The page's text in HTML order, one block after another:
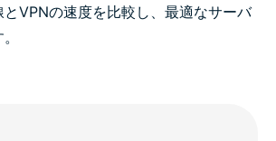
とVPNの速度を比較し、最適なサーバ